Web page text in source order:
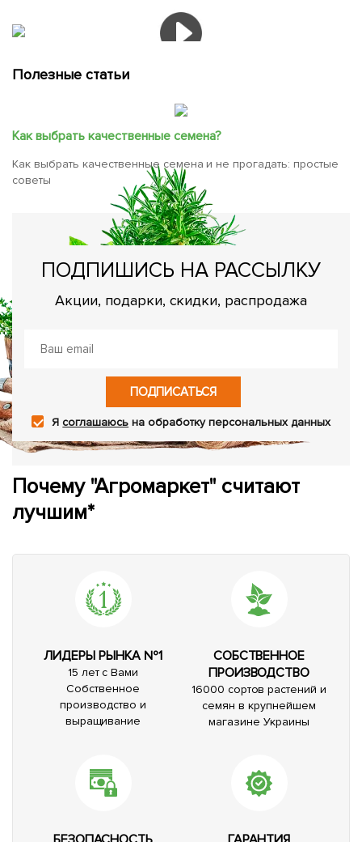
Полезные статьи
Как выбрать качественные семена?
Как выбрать качественные семена и не прогадать: простые
советы
ПОДПИШИСЬ НА РАССЫЛКУ
Акции, подарки, скидки, распродажа
ПОДПИСАТЬСЯ
Ясоглашаюсь на обработку персональных данных
Почему "Агромаркет" считают
лучшим*
ЛИДЕРЫ РЫНКА №1
15 лет с Вами
Собственное
производство и
выращивание
СОБСТВЕННОЕ
ПРОИЗВОДСТВО
16000 сортов растений и
семян в крупнейшем
магазине Украины